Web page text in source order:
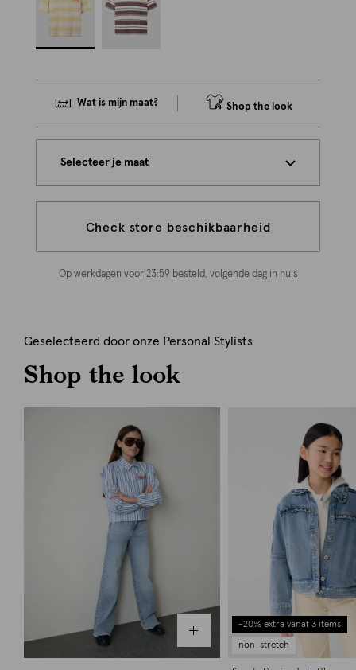
Wat is mijn maat? Shop the look
Selecteer je maat
Check store beschikbaarheid
Op werkdagen voor 23:59 besteld, volgende dag in huis
Geselecteerd door onze Personal Stylists
Shop the look
-20% extra vanaf 3 items
non-stretch